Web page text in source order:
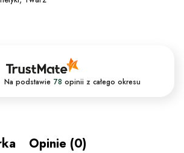
Na podstawie 78 opinii z całego okresu
Opinie (0)